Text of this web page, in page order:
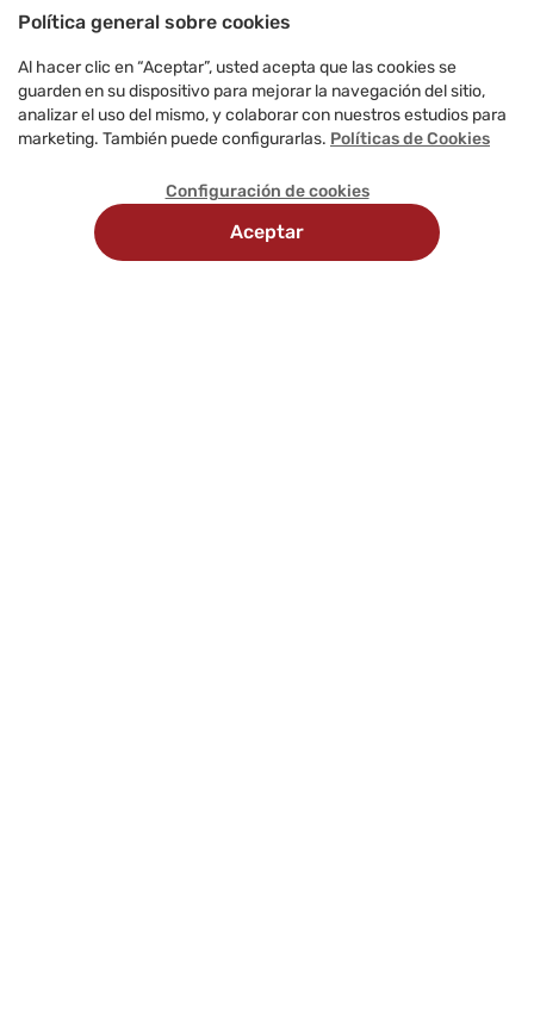
Política general sobre cookies
Al hacer clic en “Aceptar”, usted acepta que las cookies se
guarden en su dispositivo para mejorar la navegación del sitio,
analizar el uso del mismo, y colaborar con nuestros estudios para
marketing. También puede configurarlas. Políticas de Cookies
Configuración de cookies
Aceptar